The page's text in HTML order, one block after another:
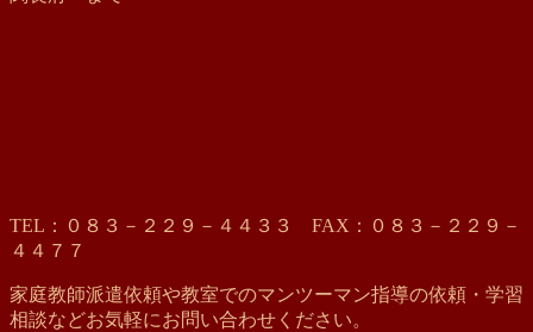
TEL：０８３－２２９－４４３３ FAX：０８３－２２９－
４４７７
家庭教師派遣依頼や教室でのマンツーマン指導の依頼・学習
相談などお気軽にお問い合わせください。